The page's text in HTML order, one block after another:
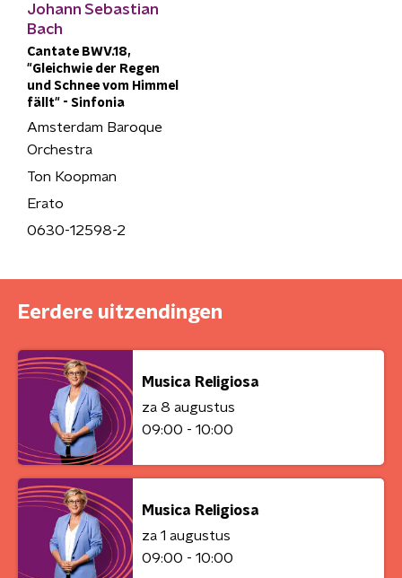
Johann Sebastian
Bach
Cantate BWV.18,
"Gleichwie der Regen
und Schnee vom Himmel
fällt" - Sinfonia
Amsterdam Baroque
Orchestra
Ton Koopman
Erato
0630-12598-2
Eerdere uitzendingen
Musica Religiosa
za 8 augustus
09:00 - 10:00
Musica Religiosa
za 1 augustus
09:00 - 10:00